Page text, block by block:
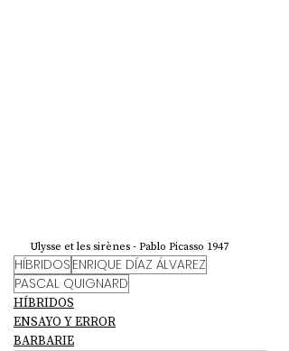
Ulysse et les sirènes - Pablo Picasso 1947
HÍBRIDOS ENRIQUE DÍAZ ÁLVAREZ
PASCAL QUIGNARD
HÍBRIDOS
ENSAYO Y ERROR
BARBARIE